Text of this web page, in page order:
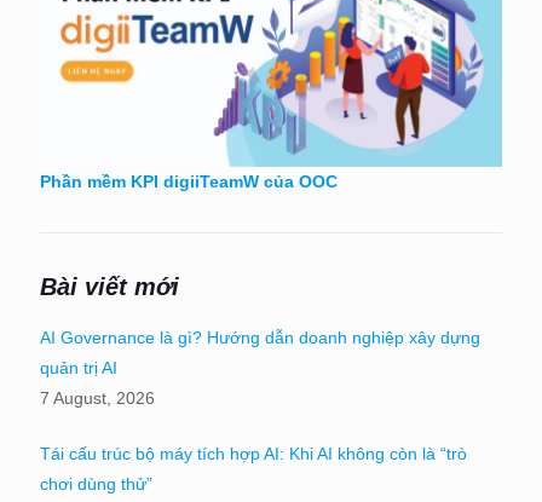
Phần mềm KPI digiiTeamW của OOC
Bài viết mới
AI Governance là gì? Hướng dẫn doanh nghiệp xây dựng
quản trị AI
7 August, 2026
Tái cấu trúc bộ máy tích hợp AI: Khi AI không còn là “trò
chơi dùng thử”